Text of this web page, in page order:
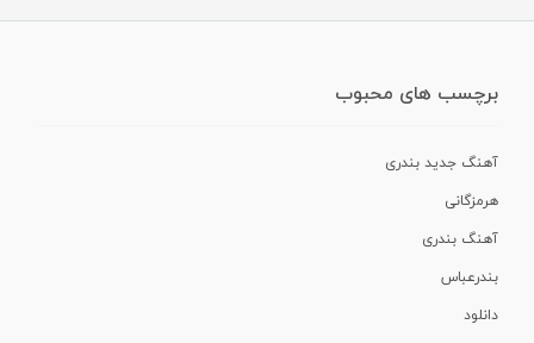
برچسب های محبوب
آهنگ جدید بندری
هرمزگانی
آهنگ بندری
بندرعباس
دانلود